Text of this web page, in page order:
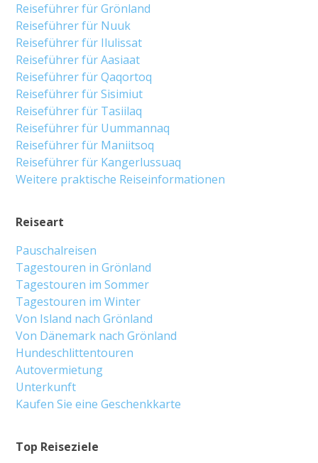
Top Reiseziele
Reiseart
Pauschalreisen
Tagestouren in Grönland
Tagestouren im Sommer
Tagestouren im Winter
Von Island nach Grönland
Von Dänemark nach Grönland
Hundeschlittentouren
Autovermietung
Unterkunft
Kaufen Sie eine Geschenkkarte
Reiseführer für Grönland
Reiseführer für Nuuk
Reiseführer für Ilulissat
Reiseführer für Aasiaat
Reiseführer für Qaqortoq
Reiseführer für Sisimiut
Reiseführer für Tasiilaq
Reiseführer für Uummannaq
Reiseführer für Maniitsoq
Reiseführer für Kangerlussuaq
Weitere praktische Reiseinformationen